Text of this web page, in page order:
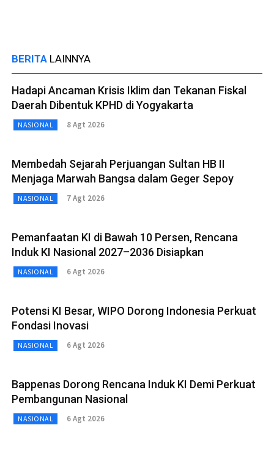
BERITA LAINNYA
Hadapi Ancaman Krisis Iklim dan Tekanan Fiskal
Daerah Dibentuk KPHD di Yogyakarta
NASIONAL 8 Agt 2026
Membedah Sejarah Perjuangan Sultan HB II
Menjaga Marwah Bangsa dalam Geger Sepoy
NASIONAL 7 Agt 2026
Pemanfaatan KI di Bawah 10 Persen, Rencana
Induk KI Nasional 2027–2036 Disiapkan
NASIONAL 6 Agt 2026
Potensi KI Besar, WIPO Dorong Indonesia Perkuat
Fondasi Inovasi
NASIONAL 6 Agt 2026
Bappenas Dorong Rencana Induk KI Demi Perkuat
Pembangunan Nasional
NASIONAL 6 Agt 2026